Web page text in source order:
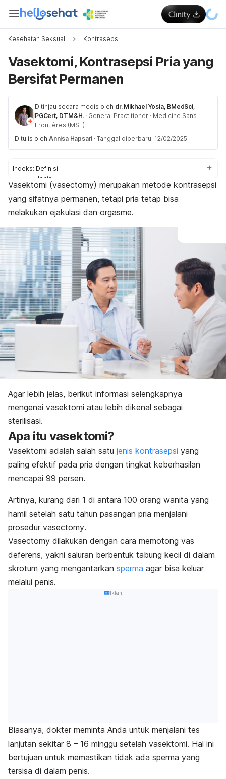
Kesehatan Seksual Kontrasepsi
Vasektomi, Kontrasepsi Pria yang
Bersifat Permanen
Ditinjau secara medis oleh dr. Mikhael Yosia, BMedSci,
PGCert, DTM&H. · General Practitioner · Medicine Sans
Frontières (MSF)
Ditulis oleh Annisa Hapsari · Tanggal diperbarui 12/02/2025
Indeks: Definisi
Jenis
Manfaat
Siapa yang memerlukan
Prosedur
Efek samping
Pembatalan
Vasektomi (vasectomy) merupakan metode kontrasepsi
yang sifatnya permanen, tetapi pria tetap bisa
melakukan ejakulasi dan orgasme.
Agar lebih jelas, berikut informasi selengkapnya
mengenai vasektomi atau lebih dikenal sebagai
sterilisasi.
Apa itu vasektomi?
Vasektomi adalah salah satu jenis kontrasepsi yang
paling efektif pada pria dengan tingkat keberhasilan
mencapai 99 persen.
Artinya, kurang dari 1 di antara 100 orang wanita yang
hamil setelah satu tahun pasangan pria menjalani
prosedur vasectomy.
Vasectomy dilakukan dengan cara memotong vas
deferens, yakni saluran berbentuk tabung kecil di dalam
skrotum yang mengantarkan sperma agar bisa keluar
melalui penis.
Iklan
Biasanya, dokter meminta Anda untuk menjalani tes
lanjutan sekitar 8 – 16 minggu setelah vasektomi. Hal ini
bertujuan untuk memastikan tidak ada sperma yang
tersisa di dalam penis.